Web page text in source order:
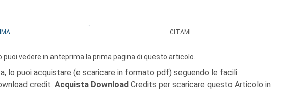
CITAMI
puoi vedere in anteprima la prima pagina di questo articolo.
lo puoi acquistare (e scaricare in formato pdf) seguendo le facili
credit. Acquista Download Credits per scaricare questo Articolo in